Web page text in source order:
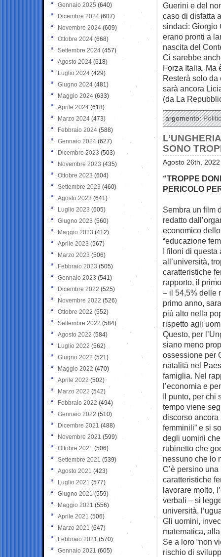
Guerini e del
caso di disfatta
sindaci: Giorgio
erano pronti a
nascita del
Ci sarebbe
Forza Italia. Ma
Resterà solo
sarà ancora
(da La
argomento:
SONO
Agosto 26th,
“TROPPE
PERICOLO
Sembra un film
redatto
economico
“educazione
I filoni di questa
all’università,
caratteristiche
rapporto, il
– il 54,5% delle
primo anno,
più alto nella
rispetto agli
Questo, per
siano meno
ossessione per
natalità nel
famiglia. Nel
l’economia e
Il punto, per chi
tempo viene
discorso ancora
femminili” e si
degli uomini
rubinetto che
nessuno che lo
C’è persino
caratteristiche
lavorare molto,
verbali – si
università,
Gli uomini,
matematica,
Se a loro “non
rischio di
Gennaio 2025 (640)
Dicembre 2024 (607)
Novembre 2024(609)
Ottobre 2024 (668)
Settembre 2024 (457)
Agosto 2024 (618)
Luglio 2024 (429)
Giugno 2024 (481)
Maggio 2024 (633)
Aprile 2024 (618)
Marzo 2024 (473)
Febbraio 2024 (588)
Gennaio 2024 (627)
Dicembre 2023 (503)
Novembre 2023 (435)
Ottobre 2023 (604)
Settembre 2023 (460)
Agosto 2023 (641)
Luglio 2023 (605)
Giugno 2023 (560)
Maggio 2023 (412)
Aprile 2023 (567)
Marzo 2023 (506)
Febbraio 2023 (505)
Gennaio 2023 (541)
Dicembre 2022 (525)
Novembre 2022 (526)
Ottobre 2022 (552)
Settembre 2022 (584)
Agosto 2022 (584)
Luglio 2022 (562)
Giugno 2022 (521)
Maggio 2022 (470)
Aprile 2022 (502)
Marzo 2022 (542)
Febbraio 2022 (494)
Gennaio 2022 (510)
Dicembre 2021 (488)
Novembre 2021 (599)
Ottobre 2021 (506)
Settembre 2021 (539)
Agosto 2021 (423)
Luglio 2021 (577)
Giugno 2021(559)
Maggio 2021 (556)
Aprile 2021 (506)
Marzo 2021 (647)
Febbraio 2021 (570)
Gennaio 2021 (605)